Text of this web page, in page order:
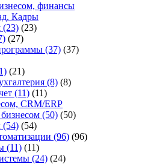
финансы
Кадры
(23) (23)
(27)
(37) (37)
(21)
(8) (8)
(11) (11)
CRM/ERP
(50) (50)
(54) (54)
(96) (96)
(11) (11)
(24) (24)